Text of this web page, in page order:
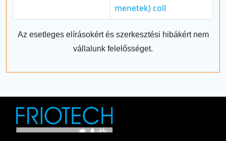
menetek) coll
Az esetleges elírásokért és szerkesztési hibákért nem
vállalunk felelősséget.